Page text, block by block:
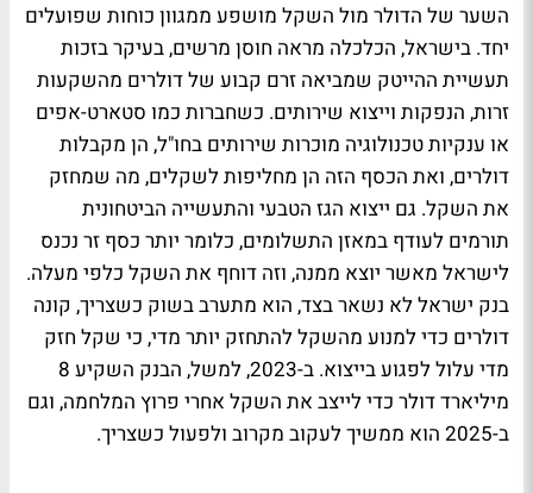
השער של הדולר מול השקל מושפע ממגוון כוחות שפועלים
יחד. בישראל, הכלכלה מראה חוסן מרשים, בעיקר בזכות
תעשיית ההייטק שמביאה זרם קבוע של דולרים מהשקעות
זרות, הנפקות וייצוא שירותים. כשחברות כמו סטארט-אפים
או ענקיות טכנולוגיה מוכרות שירותים בחו"ל, הן מקבלות
דולרים, ואת הכסף הזה הן מחליפות לשקלים, מה שמחזק
את השקל. גם ייצוא הגז הטבעי והתעשייה הביטחונית
תורמים לעודף במאזן התשלומים, כלומר יותר כסף זר נכנס
לישראל מאשר יוצא ממנה, וזה דוחף את השקל כלפי מעלה.
בנק ישראל לא נשאר בצד, הוא מתערב בשוק כשצריך, קונה
דולרים כדי למנוע מהשקל להתחזק יותר מדי, כי שקל חזק
מדי עלול לפגוע בייצוא. ב-2023, למשל, הבנק השקיע 8
מיליארד דולר כדי לייצב את השקל אחרי פרוץ המלחמה, וגם
ב-2025 הוא ממשיך לעקוב מקרוב ולפעול כשצריך.